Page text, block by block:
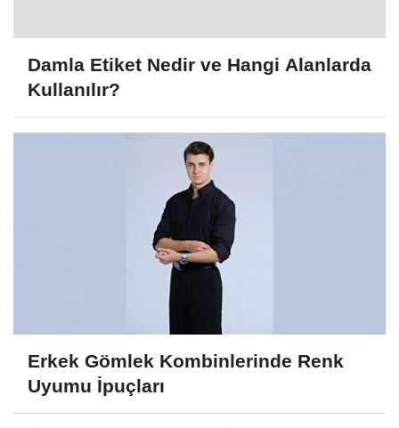
Damla Etiket Nedir ve Hangi Alanlarda
Kullanılır?
Erkek Gömlek Kombinlerinde Renk
Uyumu İpuçları